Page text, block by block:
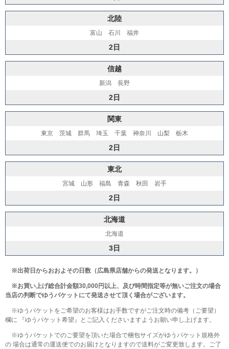
北陸
富山 石川 福井
2日
信越
新潟 長野
2日
関東
東京 茨城 群馬 埼玉 千葉 神奈川 山梨 栃木
2日
東北
宮城 山形 福島 青森 秋田 岩手
2日
北海道
北海道
3日
※出荷日からおおよその日数（広島県店舗からの発送となります。）
※お買い上げ総合計金額30,000円以上、及び時間指定等が無いご注文の場合
当店の判断でゆうパケットにて発送させて頂く場合がございます。
※ゆうパケットをご希望のお客様はお手数ですがご注文時の備考（ご要望）
欄に 『ゆうパケット希望』とご記入くださいますようお願い申し上げます。
※ゆうパケットでのご要望を頂いた場合で梱包サイズがゆうパケット規格外
の 場合は通常の運送便でのお届けとなりますので送料がご変更致します。ご了